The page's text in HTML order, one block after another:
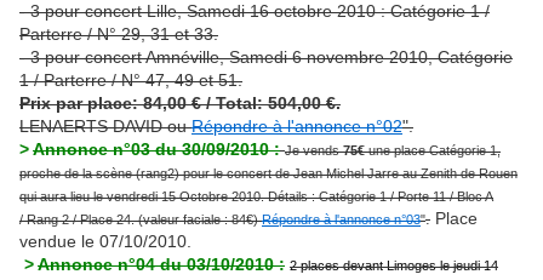
- 3 pour concert Lille, Samedi 16 octobre 2010 : Catégorie 1 /
Parterre / N° 29, 31 et 33.
- 3 pour concert Amnéville, Samedi 6 novembre 2010, Catégorie
1 / Parterre / N° 47, 49 et 51.
Prix par place: 84,00 € / Total: 504,00 €.
LENAERTS DAVID ouRépondre à l'annonce n°02".
>Annonce n°03 du 30/09/2010 : Je vends75€une place Catégorie 1,
proche de la scène (rang2) pour le concert de Jean Michel Jarre au Zenith de Rouen
qui aura lieu le vendredi 15 Octobre 2010. Détails : Catégorie 1 / Porte 11 / Bloc A
/ Rang 2 / Place 24. (valeur faciale : 84€) Répondre à l'annonce n°03". Place
vendue le 07/10/2010.
>Annonce n°04 du 03/10/2010 : 2 places devant Limoges le jeudi 14